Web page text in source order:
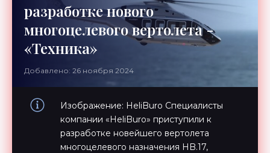
разработке нового
многоцелевого вертолета -
«Техника»
Добавлено: 26 ноября 2024
Изображение: HeliBuro Специалисты
компании «HeliBuro» приступили к
разработке новейшего вертолета
многоцелевого назначения HB.17,